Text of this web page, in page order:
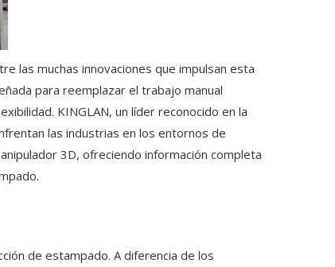
las muchas innovaciones que impulsan esta
para reemplazar el trabajo manual
KINGLAN, un líder reconocido en la
las industrias en los entornos de
3D, ofreciendo información completa
de estampado. A diferencia de los